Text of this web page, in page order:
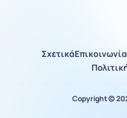
ΣχετικάΕπικοινωνία
Copyright ©